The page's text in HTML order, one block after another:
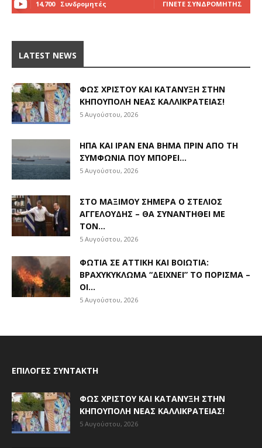
14,700 Συνδρομητές ΓΊΝΕΤΕ ΣΥΝΔΡΟΜΗΤΉΣ
LATEST NEWS
ΦΩΣ ΧΡΙΣΤΟΎ ΚΑΙ ΚΑΤΆΝΥΞΗ ΣΤΗΝ
ΚΗΠΟΎΠΟΛΗ ΝΈΑΣ ΚΑΛΛΙΚΡΆΤΕΙΑΣ!
5 Αυγούστου, 2026
ΗΠΑ ΚΑΙ ΙΡΆΝ ΈΝΑ ΒΉΜΑ ΠΡΙΝ ΑΠΌ ΤΗ
ΣΥΜΦΩΝΊΑ ΠΟΥ ΜΠΟΡΕΊ...
5 Αυγούστου, 2026
ΣΤΟ ΜΑΞΊΜΟΥ ΣΉΜΕΡΑ Ο ΣΤΈΛΙΟΣ
ΑΓΓΕΛΟΎΔΗΣ – ΘΑ ΣΥΝΑΝΤΗΘΕΊ ΜΕ
ΤΟΝ...
5 Αυγούστου, 2026
ΦΩΤΙΆ ΣΕ ΑΤΤΙΚΉ ΚΑΙ ΒΟΙΩΤΊΑ:
ΒΡΑΧΥΚΎΚΛΩΜΑ “ΔΕΊΧΝΕΙ” ΤΟ ΠΌΡΙΣΜΑ –
ΟΙ...
5 Αυγούστου, 2026
ΕΠΙΛΟΓΈΣ ΣΥΝΤΆΚΤΗ
ΦΩΣ ΧΡΙΣΤΟΎ ΚΑΙ ΚΑΤΆΝΥΞΗ ΣΤΗΝ
ΚΗΠΟΎΠΟΛΗ ΝΈΑΣ ΚΑΛΛΙΚΡΆΤΕΙΑΣ!
5 Αυγούστου, 2026